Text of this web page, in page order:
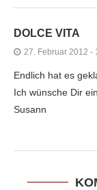
DOLCE VITA
27. Februar 2012 -
Endlich hat es
Ich wünsche Dir
Susann